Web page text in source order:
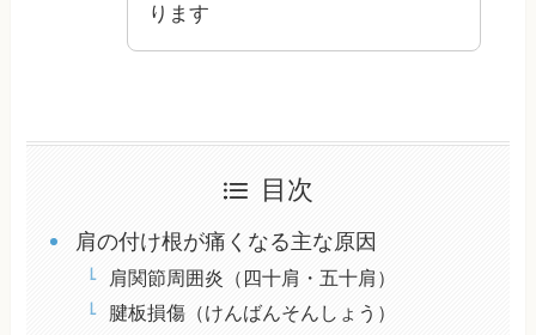
ります
目次
肩の付け根が痛くなる主な原因
肩関節周囲炎（四十肩・五十肩）
腱板損傷（けんばんそんしょう）